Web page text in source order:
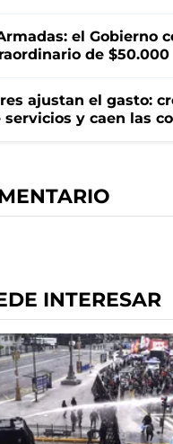
el Gobierno
de $50.000
ajustan el gasto:
servicios y caen las
INTERESAR